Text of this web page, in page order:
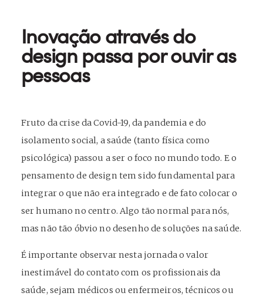
Inovação através do
design passa por ouvir as
pessoas
Fruto da crise da Covid-19, da pandemia e do
isolamento social, a saúde (tanto física como
psicológica) passou a ser o foco no mundo todo. E o
pensamento de design tem sido fundamental para
integrar o que não era integrado e de fato colocar o
ser humano no centro. Algo tão normal para nós,
mas não tão óbvio no desenho de soluções na saúde.
É importante observar nesta jornada o valor
inestimável do contato com os profissionais da
saúde, sejam médicos ou enfermeiros, técnicos ou